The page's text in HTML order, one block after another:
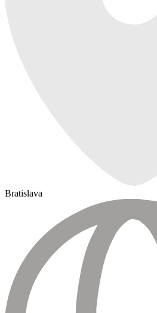
Bratislava